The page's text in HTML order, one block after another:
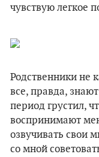
чувствую легкое
Родственники не
все, правда,
период грустил,
воспринимают
озвучивать свои
со мной